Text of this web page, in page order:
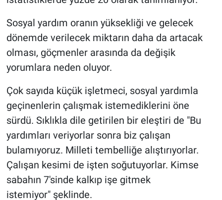
Sosyal yardım oranın yüksekliği ve gelecek
dönemde verilecek miktarın daha da artacak
olması, göçmenler arasında da değişik
yorumlara neden oluyor.
Çok sayıda küçük işletmeci, sosyal yardımla
geçinenlerin çalışmak istemediklerini öne
sürdü. Sıklıkla dile getirilen bir eleştiri de "Bu
yardımları veriyorlar sonra biz çalışan
bulamıyoruz. Milleti tembelliğe alıştırıyorlar.
Çalışan kesimi de işten soğutuyorlar. Kimse
sabahın 7'sinde kalkıp işe gitmek
istemiyor" şeklinde.